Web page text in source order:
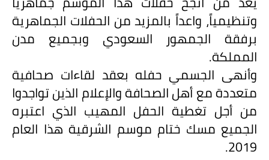
وتنظيمياً، واعداً بالمزيد من الحفلات الجماهرية
برفقة الجمهور السعودي وبجميع مدن
المملكة.
وأنهى الجسمي حفله بعقد لقاءات صحافية
متعددة مع أهل الصحافة والإعلام الذين تواجدوا
من أجل تغطية الحفل المهيب الذي اعتبره
الجميع مسك ختام موسم الشرقية هذا العام
2019.